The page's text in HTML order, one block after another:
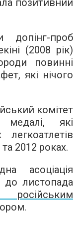
допінг-проб
(2008 рік)
повинні
які нічого
комітет
які
2012 роках.
асоціація
до листопада